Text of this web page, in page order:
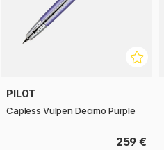
PILOT
Capless Vulpen Decimo Purple
259 €